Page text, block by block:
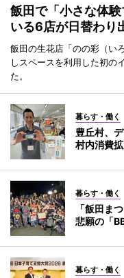
飯田で「小さな体
いる6店が日替わり
飯田の生花店「のの彩（い
しスペースを利用した初の
た。
暮らす・働く
豊丘村、
村内消費
暮らす・働く
「飯田ま
悲願の「
暮らす・働く